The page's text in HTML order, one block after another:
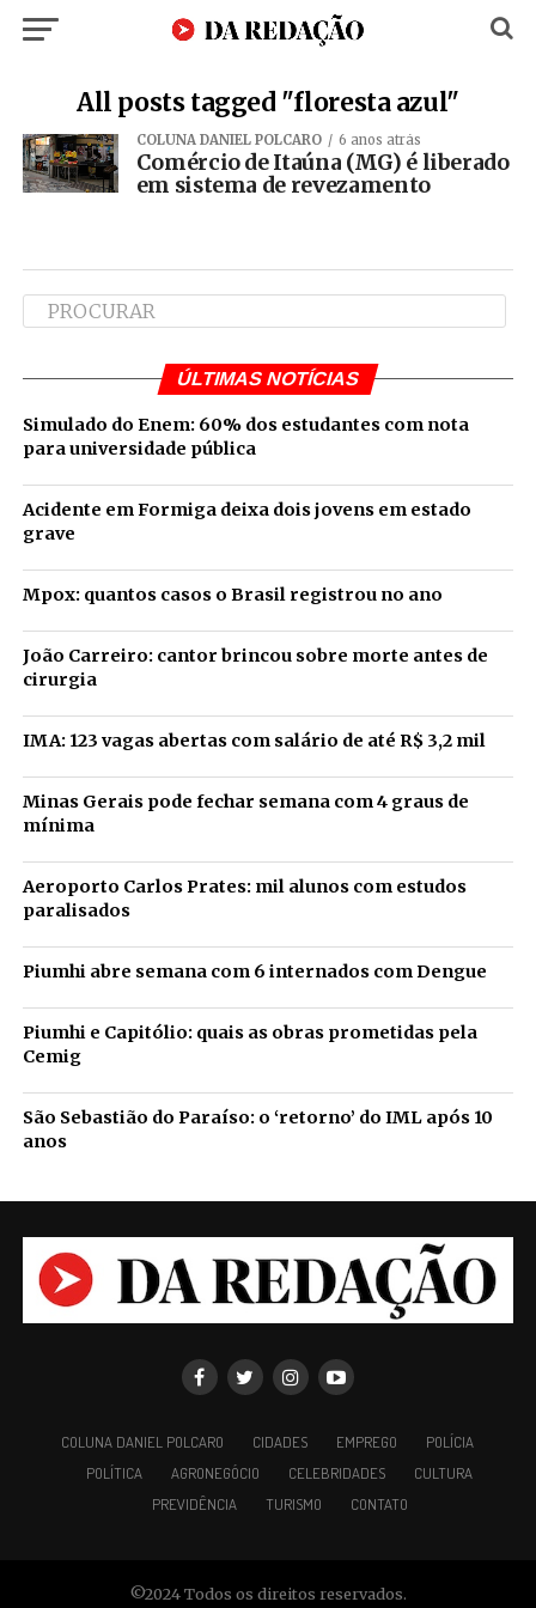
All posts tagged "floresta azul"
COLUNA DANIEL POLCARO 6 anos atrás
Comércio de Itaúna (MG) é liberado
em sistema de revezamento
ÚLTIMAS NOTÍCIAS
Simulado do Enem: 60% dos estudantes com nota
para universidade pública
Acidente em Formiga deixa dois jovens em estado
grave
Mpox: quantos casos o Brasil registrou no ano
João Carreiro: cantor brincou sobre morte antes de
cirurgia
IMA: 123 vagas abertas com salário de até R$ 3,2 mil
Minas Gerais pode fechar semana com 4 graus de
mínima
Aeroporto Carlos Prates: mil alunos com estudos
paralisados
Piumhi abre semana com 6 internados com Dengue
Piumhi e Capitólio: quais as obras prometidas pela
Cemig
São Sebastião do Paraíso: o ‘retorno’ do IML após 10
anos
COLUNA DANIEL POLCARO CIDADES EMPREGO
POLÍCIA
POLÍTICA
AGRONEGÓCIO CELEBRIDADES
CULTURA
PREVIDÊNCIA
TURISMO CONTATO
©2024 Todos os direitos reservados.